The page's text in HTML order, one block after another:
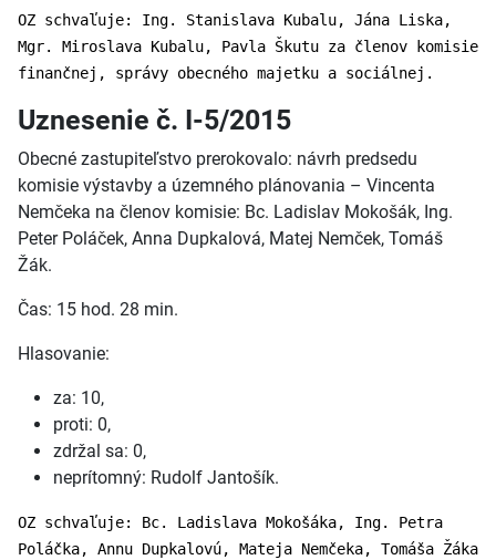
OZ schvaľuje: Ing. Stanislava Kubalu, Jána Liska,
Mgr. Miroslava Kubalu, Pavla Škutu za členov komisie
finančnej, správy obecného majetku a sociálnej.
Uznesenie č. I-5/2015
Obecné zastupiteľstvo prerokovalo: návrh predsedu
komisie výstavby a územného plánovania – Vincenta
Nemčeka na členov komisie: Bc. Ladislav Mokošák, Ing.
Peter Poláček, Anna Dupkalová, Matej Nemček, Tomáš
Žák.
Čas: 15 hod. 28 min.
Hlasovanie:
za: 10,
proti: 0,
zdržal sa: 0,
neprítomný: Rudolf Jantošík.
OZ schvaľuje: Bc. Ladislava Mokošáka, Ing. Petra
Poláčka, Annu Dupkalovú, Mateja Nemčeka, Tomáša Žáka